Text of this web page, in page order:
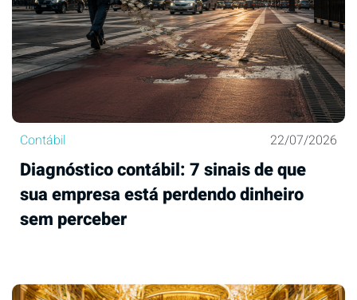
Contábil 22/07/2026
Diagnóstico contábil: 7 sinais de que
sua empresa está perdendo dinheiro
sem perceber